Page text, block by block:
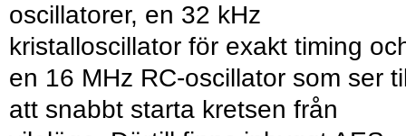
oscillatorer, en 32 kHz
kristalloscillator för exakt timing
en 16 MHz RC-oscillator som ser
att snabbt starta kretsen från